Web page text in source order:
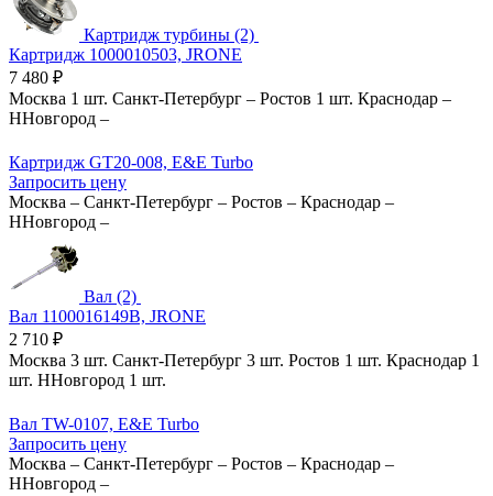
Картридж турбины (2)
Картридж 1000010503, JRONE
7 480 ₽
Москва 1 шт. Санкт-Петербург – Ростов 1 шт. Краснодар –
ННовгород –
Картридж GT20-008, E&E Turbo
Запросить цену
Москва – Санкт-Петербург – Ростов – Краснодар –
ННовгород –
Вал (2)
Вал 1100016149B, JRONE
2 710 ₽
Москва 3 шт. Санкт-Петербург 3 шт. Ростов 1 шт. Краснодар 1
шт. ННовгород 1 шт.
Вал TW-0107, E&E Turbo
Запросить цену
Москва – Санкт-Петербург – Ростов – Краснодар –
ННовгород –